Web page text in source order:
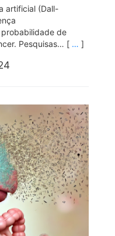
artificial (Dall-
de
Pesquisas… [ … ]